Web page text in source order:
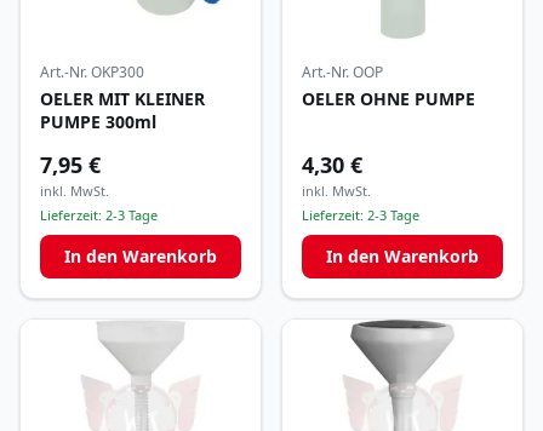
Art.-Nr.OKP300
OELER MIT KLEINER
PUMPE 300ml
7,95 €
inkl. MwSt.
Lieferzeit: 2-3 Tage
In den Warenkorb
Art.-Nr.OOP
OELER OHNE PUMPE
4,30 €
inkl. MwSt.
Lieferzeit: 2-3 Tage
In den Warenkorb